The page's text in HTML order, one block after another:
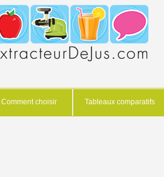
Comment choisir Tableaux comparatifs